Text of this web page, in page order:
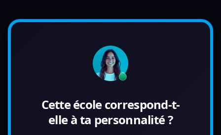
Cette école correspond-t-
elle à ta personnalité ?